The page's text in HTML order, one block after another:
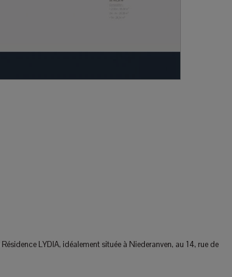
LYDIA, idéalement située à Niederanven, au 14, rue de